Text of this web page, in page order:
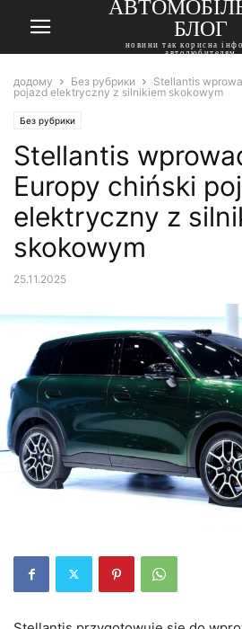
БЛОГ
новини так корисна
автолюбителям
додому Без рубрики
Stellantis
pojazd elektryczny z silnikiem skokowym
Без рубрики
Stellantis
Europy chiński
elektryczny z
skokowym
25.11.2025